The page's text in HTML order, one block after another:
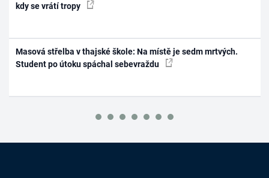
kdy se vrátí tropy
Masová střelba v thajské škole: Na místě je sedm mrtvých.
Student po útoku spáchal sebevraždu